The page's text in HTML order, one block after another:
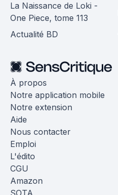
La Naissance de Loki -
One Piece, tome 113
Actualité BD
À propos
Notre application mobile
Notre extension
Aide
Nous contacter
Emploi
L'édito
CGU
Amazon
SOTA